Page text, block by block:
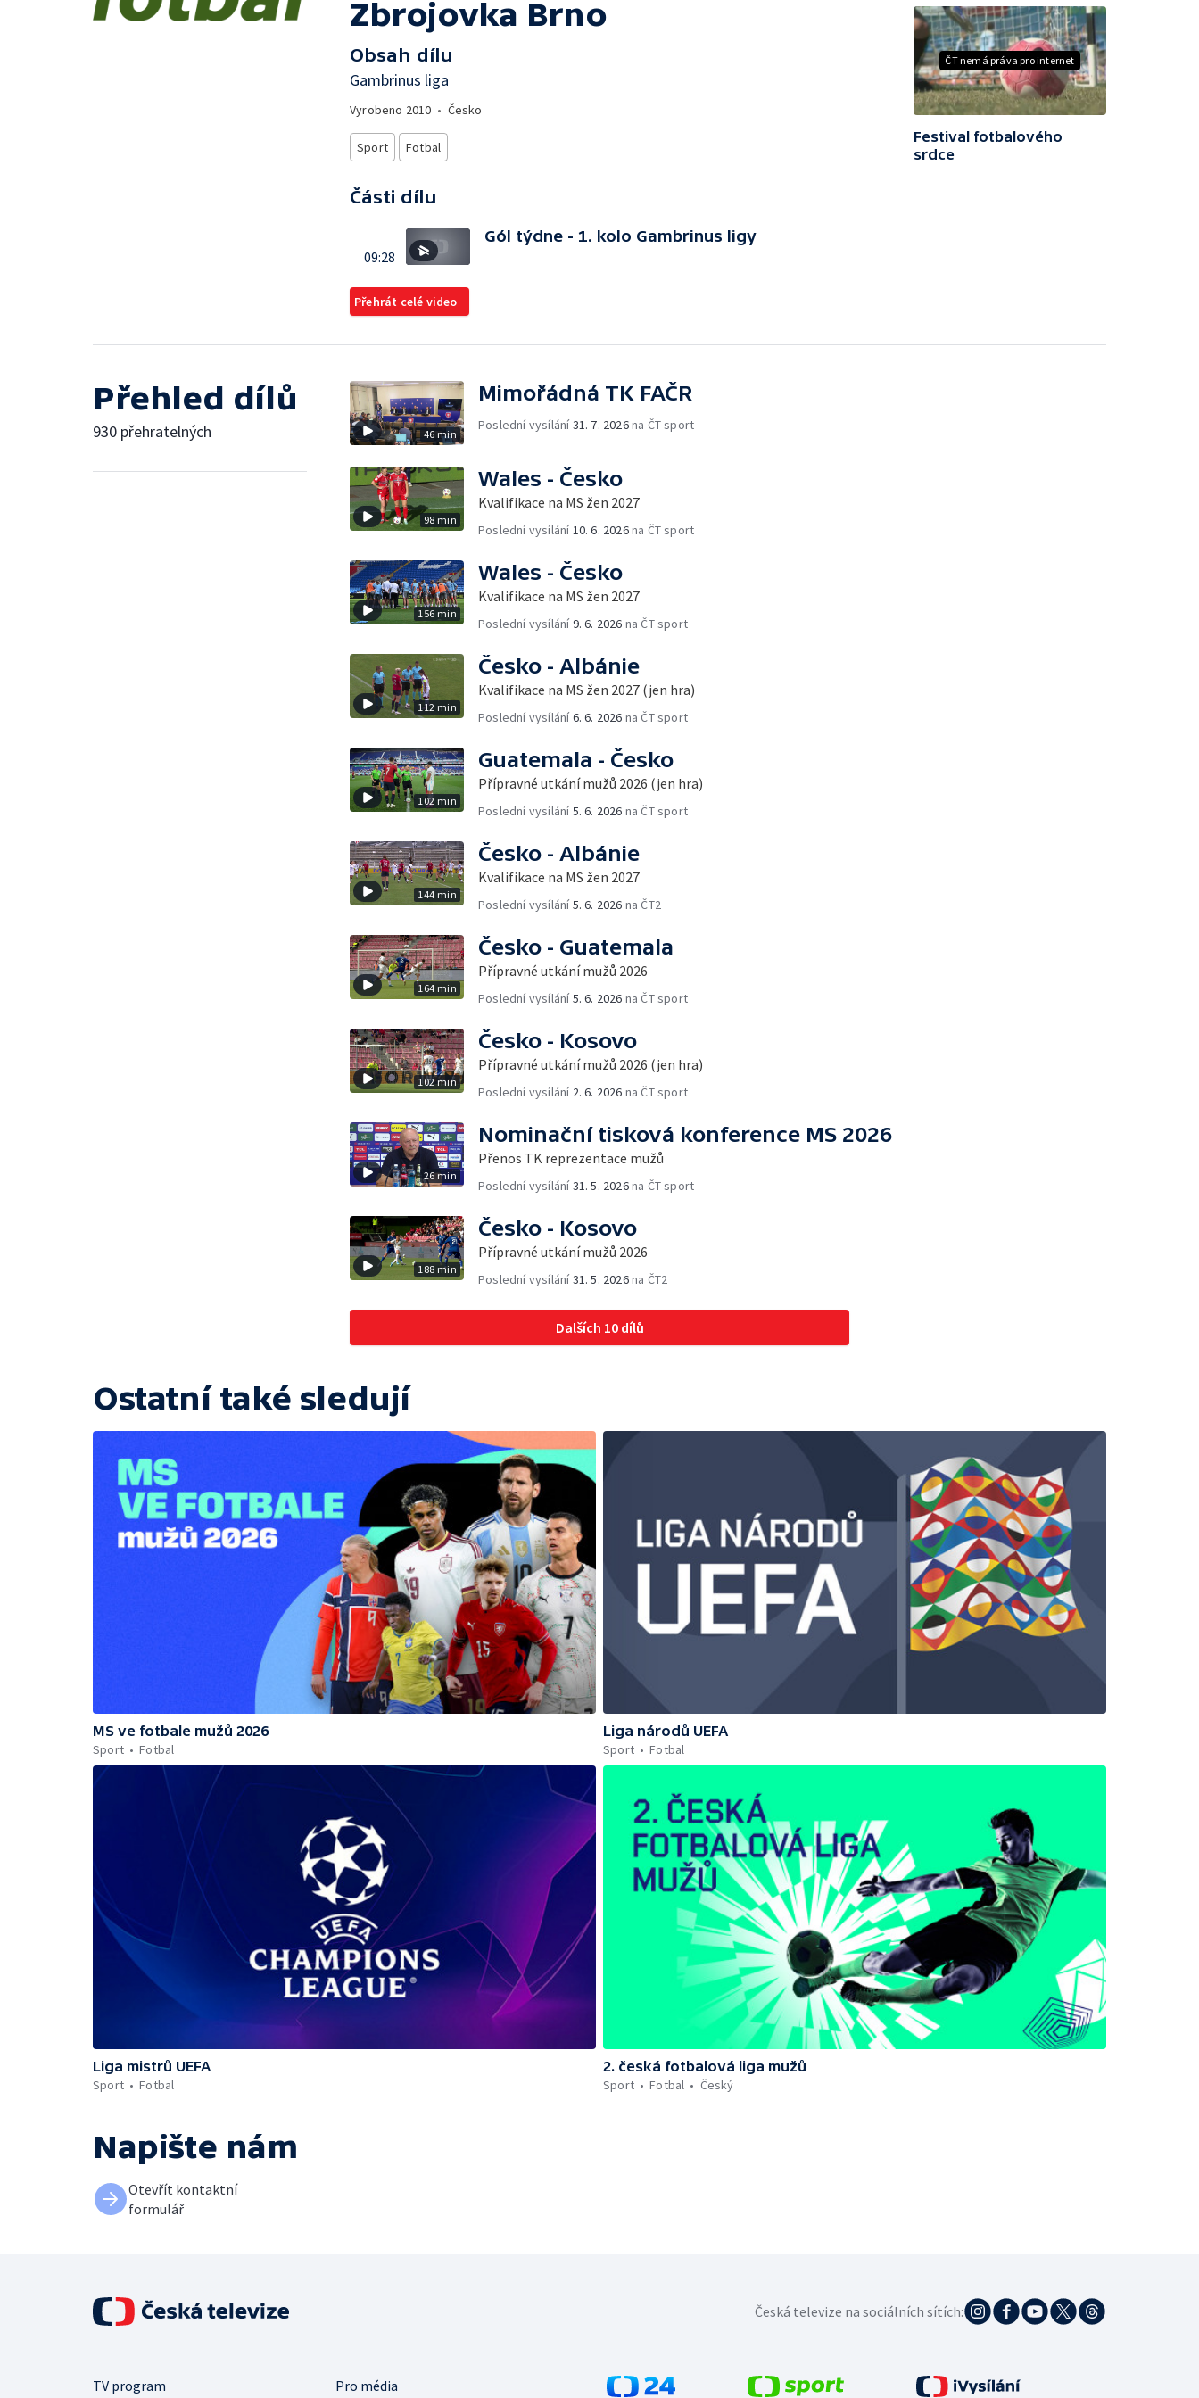
Zbrojovka Brno
Obsah dílu
Gambrinus liga
Vyrobeno 2010 • Česko
Sport Fotbal
Části dílu
09:28
Gól týdne - 1. kolo Gambrinus ligy
Přehrát celé video
ČT nemá práva pro internet
Festival fotbalového
srdce
Přehled dílů
930 přehratelných 46 min
Mimořádná TK FAČR
Poslední vysílání31. 7. 2026na ČT sport
98 min
Wales - Česko
Kvalifikace na MS žen 2027
Poslední vysílání10. 6. 2026na ČT sport
156 min
Wales - Česko
Kvalifikace na MS žen 2027
Poslední vysílání9. 6. 2026 na ČT sport
112 min
Česko - Albánie
Kvalifikace na MS žen 2027 (jen hra)
Poslední vysílání6. 6. 2026 na ČT sport
102 min
Guatemala - Česko
Přípravné utkání mužů 2026 (jen hra)
Poslední vysílání5. 6. 2026 na ČT sport
144 min
Česko - Albánie
Kvalifikace na MS žen 2027
Poslední vysílání5. 6. 2026 na ČT2
164 min
Česko - Guatemala
Přípravné utkání mužů 2026
Poslední vysílání5. 6. 2026 na ČT sport
102 min
Česko - Kosovo
Přípravné utkání mužů 2026 (jen hra)
Poslední vysílání 2. 6. 2026 na ČT sport
26 min
Nominační tisková konference MS 2026
Přenos TK reprezentace mužů
Poslední vysílání31. 5. 2026na ČT sport
188 min
Česko - Kosovo
Přípravné utkání mužů 2026
Poslední vysílání31. 5. 2026na ČT2
Dalších 10 dílů
Ostatní také sledují
MS ve fotbale mužů 2026
Sport
Fotbal
Liga národů UEFA
Sport
Fotbal
Liga mistrů UEFA
Sport
Fotbal
2. česká fotbalová liga mužů
Sport
Fotbal Český
Napište nám
Otevřít kontaktní
formulář
TV program
Pro média
Česká televize na sociálních sítích: